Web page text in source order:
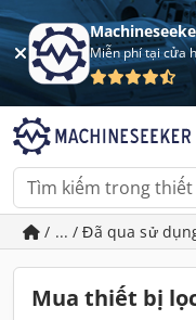
Miễn phí tại cửa
/ ... / Đã qua sử
Mua thiết bị